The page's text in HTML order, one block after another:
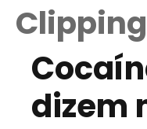
dizem